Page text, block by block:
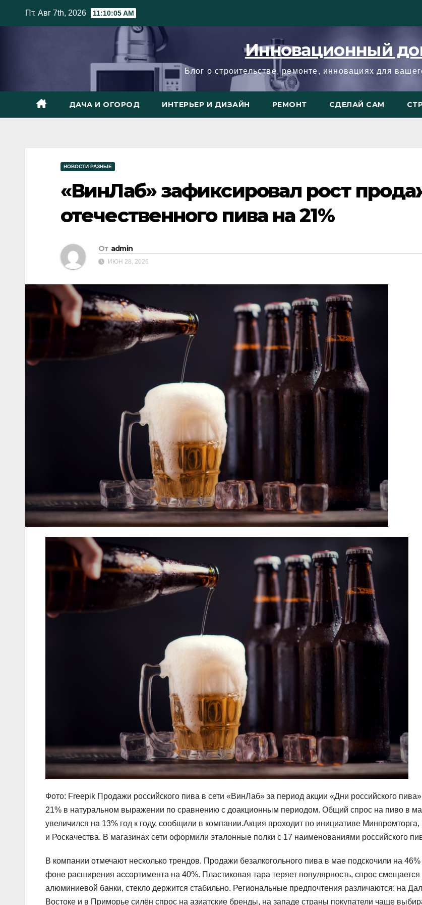
Пт. Авг 7th, 2026 11:10:06 AM
Инновационный
Блог о строительстве, ремонте, инновациях для
ДАЧА И ОГОРОД ИНТЕРЬЕР И ДИЗАЙН РЕМОНТ СДЕЛАЙ САМ
НОВОСТИ РАЗНЫЕ
«ВинЛаб» зафиксировал рост
отечественного пива на 21%
От admin
ИЮН 28, 2026
Фото: Freepik Продажи российского пива в сети «ВинЛаб» за период акции «Дни российского
21% в натуральном выражении по сравнению с доакционным периодом. Общий спрос на пиво в
увеличился на 13% год к году, сообщили в компании.Акция проходит по инициативе Минпромторга,
и Роскачества. В магазинах сети оформили эталонные полки с 17 наименованиями российского
В компании отмечают несколько трендов. Продажи безалкогольного пива в мае подскочили на 46%
фоне расширения ассортимента на 40%. Пластиковая тара теряет популярность, спрос смещается
алюминиевой банки, стекло держится стабильно. Региональные предпочтения различаются: на
Востоке и в Приморье силён спрос на азиатские бренды, на западе страны покупатели чаще